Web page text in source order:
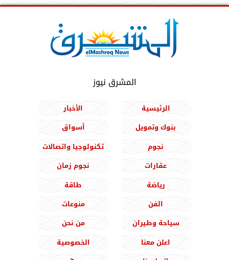
المشرق نيوز
الرئيسية
الأخبار
بنوك وتمويل
أسواق
نجوم
تكنولوجيا واتصالات
عقارات
نجوم زمان
رياضة
طاقة
الفن
منوعات
سياحة وطيران
من نحن
اعلن معنا
الخصوصية